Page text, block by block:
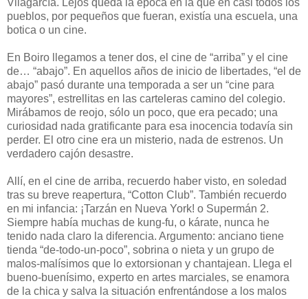
pueblos, por pequeños que fueran, existía una escuela, una
botica o un cine.
En Boiro llegamos a tener dos, el cine de “arriba” y el cine
de… “abajo”. En aquellos años de inicio de libertades, “el de
abajo” pasó durante una temporada a ser un “cine para
mayores”, estrellitas en las carteleras camino del colegio.
Mirábamos de reojo, sólo un poco, que era pecado; una
curiosidad nada gratificante para esa inocencia todavía sin
perder. El otro cine era un misterio, nada de estrenos. Un
verdadero cajón desastre.
Allí, en el cine de arriba, recuerdo haber visto, en soledad
tras su breve reapertura, “Cotton Club”. También recuerdo
en mi infancia: ¡Tarzán en Nueva York! o Supermán 2.
Siempre había muchas de kung-fu, o kárate, nunca he
tenido nada claro la diferencia. Argumento: anciano tiene
tienda “de-todo-un-poco”, sobrina o nieta y un grupo de
malos-malísimos que lo extorsionan y chantajean. Llega el
bueno-buenísimo, experto en artes marciales, se enamora
de la chica y salva la situación enfrentándose a los malos